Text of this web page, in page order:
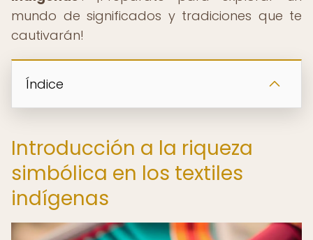
mundo de significados y tradiciones que te
cautivarán!
Índice
Introducción a la riqueza
simbólica en los textiles
indígenas